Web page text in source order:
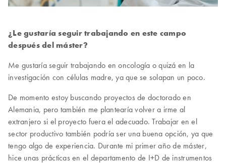
¿Le gustaría seguir trabajando en este campo
después del máster?
Me gustaría seguir trabajando en oncología o quizá en la
investigación con células madre, ya que se solapan un poco.
De momento estoy buscando proyectos de doctorado en
Alemania, pero también me plantearía volver a irme al
extranjero si el proyecto fuera el adecuado. Trabajar en el
sector productivo también podría ser una buena opción, ya que
tengo algo de experiencia. Durante mi primer año de máster,
hice unas prácticas en el departamento de I+D de instrumentos